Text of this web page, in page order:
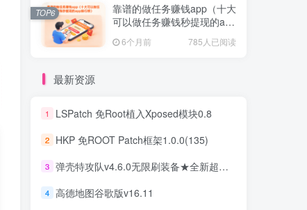
靠谱的做任务赚钱app（十大
可以做任务赚钱秒提现的app
6个月前 785人已阅读
TOP6
最新资源
1 LSPatch 免Root植入Xposed模块0.8
2 HKP 免ROOT Patch框架1.0.0(135)
3 弹壳特攻队v4.6.0无限刷装备★全新超爽动作射击割草游戏
4 高德地图谷歌版v16.11